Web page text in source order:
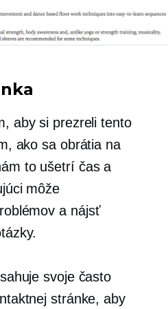
aby si prezreli tento
ako sa obrátia na
to ušetrí čas a
môže
a nájsť
svoje často
stránke, aby